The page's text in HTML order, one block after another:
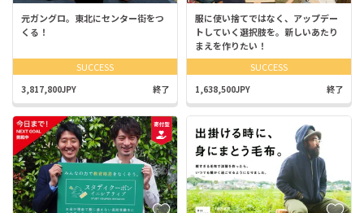
元ガングロ。東北にセンター街をつ
くる！
SUCCESS
3,817,800JPY 終了
服に使い捨てではなく、アップデー
トしていく選択肢を。新しいあたり
まえを作りたい！
SUCCESS
1,638,500JPY 終了